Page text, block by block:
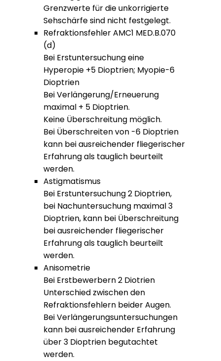
Grenzwerte für die unkorrigierte
Sehschärfe sind nicht festgelegt.
Refraktionsfehler AMC1 MED.B.070
(d)
Bei Erstuntersuchung eine
Hyperopie +5 Dioptrien; Myopie-6
Dioptrien
Bei Verlängerung/Erneuerung
maximal + 5 Dioptrien.
Keine Überschreitung möglich.
Bei Überschreiten von -6 Dioptrien
kann bei ausreichender fliegerischer
Erfahrung als tauglich beurteilt
werden.
Astigmatismus
Bei Erstuntersuchung 2 Dioptrien,
bei Nachuntersuchung maximal 3
Dioptrien, kann bei Überschreitung
bei ausreichender fliegerischer
Erfahrung als tauglich beurteilt
werden.
Anisometrie
Bei Erstbewerbern 2 Diotrien
Unterschied zwischen den
Refraktionsfehlern beider Augen.
Bei Verlängerungsuntersuchungen
kann bei ausreichender Erfahrung
über 3 Dioptrien begutachtet
werden.